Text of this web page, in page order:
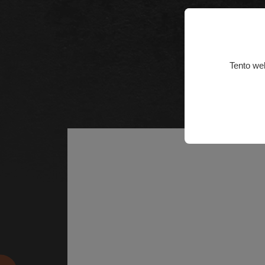
Tento